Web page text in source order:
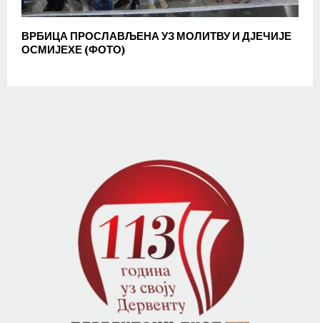
ВРБИЦА ПРОСЛАВЉЕНА УЗ МОЛИТВУ И ДЈЕЧИЈЕ
ОСМИЈЕХЕ (ФОТО)